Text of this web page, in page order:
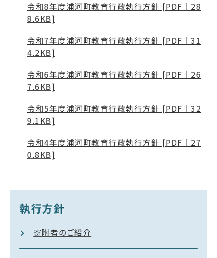
令和8年度浦河町教育行政執行方針 [PDF｜28
8.6KB]
令和7年度浦河町教育行政執行方針 [PDF｜31
4.2KB]
令和6年度浦河町教育行政執行方針 [PDF｜26
7.6KB]
令和5年度浦河町教育行政執行方針 [PDF｜32
9.1KB]
令和4年度浦河町教育行政執行方針 [PDF｜27
0.8KB]
執行方針
寄附者のご紹介